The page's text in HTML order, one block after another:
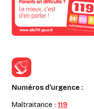
Numéros d’urgence :
Maltraitance : 119